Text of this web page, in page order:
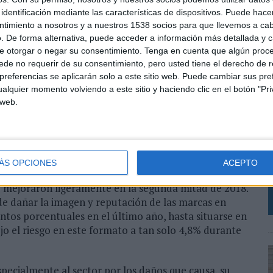
mediante las características de dispositivos. Puede
a nosotros y a nuestros 1538 socios para que llevemos a
De forma alternativa, puede acceder a información más detallada y
otorgar o negar su consentimiento. Tenga en cuenta que algún
no requerir de su consentimiento, pero usted tiene el derecho de
se aplicarán solo a este sitio web. Puede cambiar sus
momento volviendo a este sitio y haciendo clic en el botón
OPCIONES ACEPTO
relación con los seis meses previos, en tanto que
esos mismos términos de visibilidad.
en formato vídeo:programática endesktop
con una subida de casi 2%. Según los datos,
app displaypara la publicidad automatizada,
semestre de 2018.
Nicholas, explica que “los datos confirman un
niveles de visibilidad que superan a la compra
vídeo y en canal móvil es el tándem que logra
mejoraron ligeramente en la segunda mitad de 2018.
dañar la imagen y reputación de las marcas en
porcentuales en el último año, hasta situarse en
el riesgo en este formato a tan solo 4,8% durante